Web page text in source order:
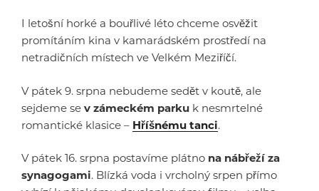
I letošní horké a bouřlivé léto chceme osvěžit
promítáním kina v kamarádském prostředí na
netradičních místech ve Velkém Meziříčí.
V pátek 9. srpna nebudeme sedět v koutě, ale
sejdeme se v zámeckém parku k nesmrtelné
romantické klasice – Hříšnému tanci.
V pátek 16. srpna postavíme plátno na nábřeží za
synagogami. Blízká voda i vrcholný srpen přímo